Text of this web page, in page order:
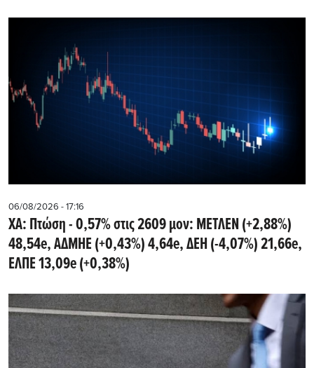
06/08/2026 - 17:16
ΧΑ: Πτώση - 0,57% στις 2609 μον: ΜΕΤΛΕΝ (+2,88%)
48,54e, ΑΔΜΗΕ (+0,43%) 4,64e, ΔΕΗ (-4,07%) 21,66e,
ΕΛΠΕ 13,09e (+0,38%)